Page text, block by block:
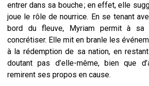
entrer dans sa bouche ; en effet, elle
joue le rôle de nourrice. En se tenant
bord du fleuve, Myriam permit à sa
concrétiser. Elle mit en branle les
à la rédemption de sa nation, en
doutant pas d’elle-même, bien que
remirent ses propos en cause.